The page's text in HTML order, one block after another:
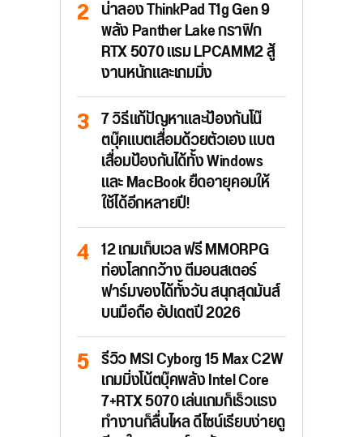
น่าลอง ThinkPad T1g Gen 9
พลัง Panther Lake กราฟิก
RTX 5070 แรม LPCAMM2 สู้
งานหนักและเกมมิ่ง
7 วิธีแก้ปัญหาและป้องกันโน๊
ตบุ๊คแบตเสื่อมด้วยตัวเอง แบต
เสื่อมป้องกันได้ทั้ง Windows
และ MacBook ยืดอายุคอมให้
ใช้ได้อีกหลายปี!
12 เกมเก็บเวล ฟรี MMORPG
ท่องโลกกว้าง ตีมอนสเตอร์
ฟาร์มของได้ทั้งวัน สนุกสุดมันส์
บนมือถือ อัปเดตปี 2026
รีวิว MSI Cyborg 15 Max C2W
เกมมิ่งโน้ตบุ๊คพลัง Intel Core
7+RTX 5070 เล่นเกมก็เร็วแรง
ทำงานก็ลื่นไหล ดีไซน์เรียบง่ายดู